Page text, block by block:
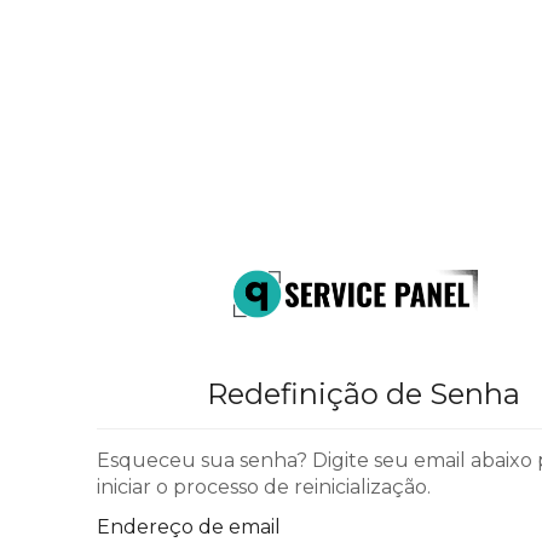
Redefinição de Senha
Esqueceu sua senha? Digite seu email abaixo
iniciar o processo de reinicialização.
Endereço de email